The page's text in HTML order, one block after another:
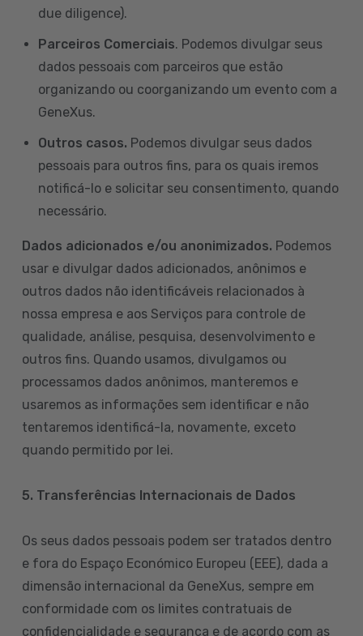
due diligence).
Parceiros Comerciais. Podemos divulgar seus
dados pessoais com parceiros que estão
organizando ou coorganizando um evento com a
GeneXus.
Outros casos. Podemos divulgar seus dados
pessoais para outros fins, para os quais iremos
notificá-lo e solicitar seu consentimento, quando
necessário.
Dados adicionados e/ou anonimizados. Podemos
usar e divulgar dados adicionados, anônimos e
outros dados não identificáveis relacionados à
nossa empresa e aos Serviços para controle de
qualidade, análise, pesquisa, desenvolvimento e
outros fins. Quando usamos, divulgamos ou
processamos dados anônimos, manteremos e
usaremos as informações sem identificar e não
tentaremos identificá-la, novamente, exceto
quando permitido por lei.
5. Transferências Internacionais de Dados
Os seus dados pessoais podem ser tratados dentro
e fora do Espaço Económico Europeu (EEE), dada a
dimensão internacional da GeneXus, sempre em
conformidade com os limites contratuais de
confidencialidade e segurança e de acordo com as